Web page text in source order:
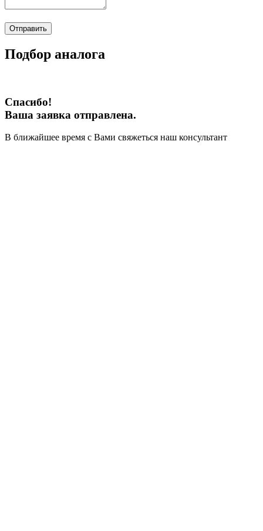
Отправить
Подбор аналога
Спасибо!
Ваша заявка отправлена.
В ближайшее время с Вами свяжеться наш консультант